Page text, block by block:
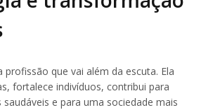
profissão que vai além da escuta. Ela
fortalece indivíduos, contribui para
e para uma sociedade mais